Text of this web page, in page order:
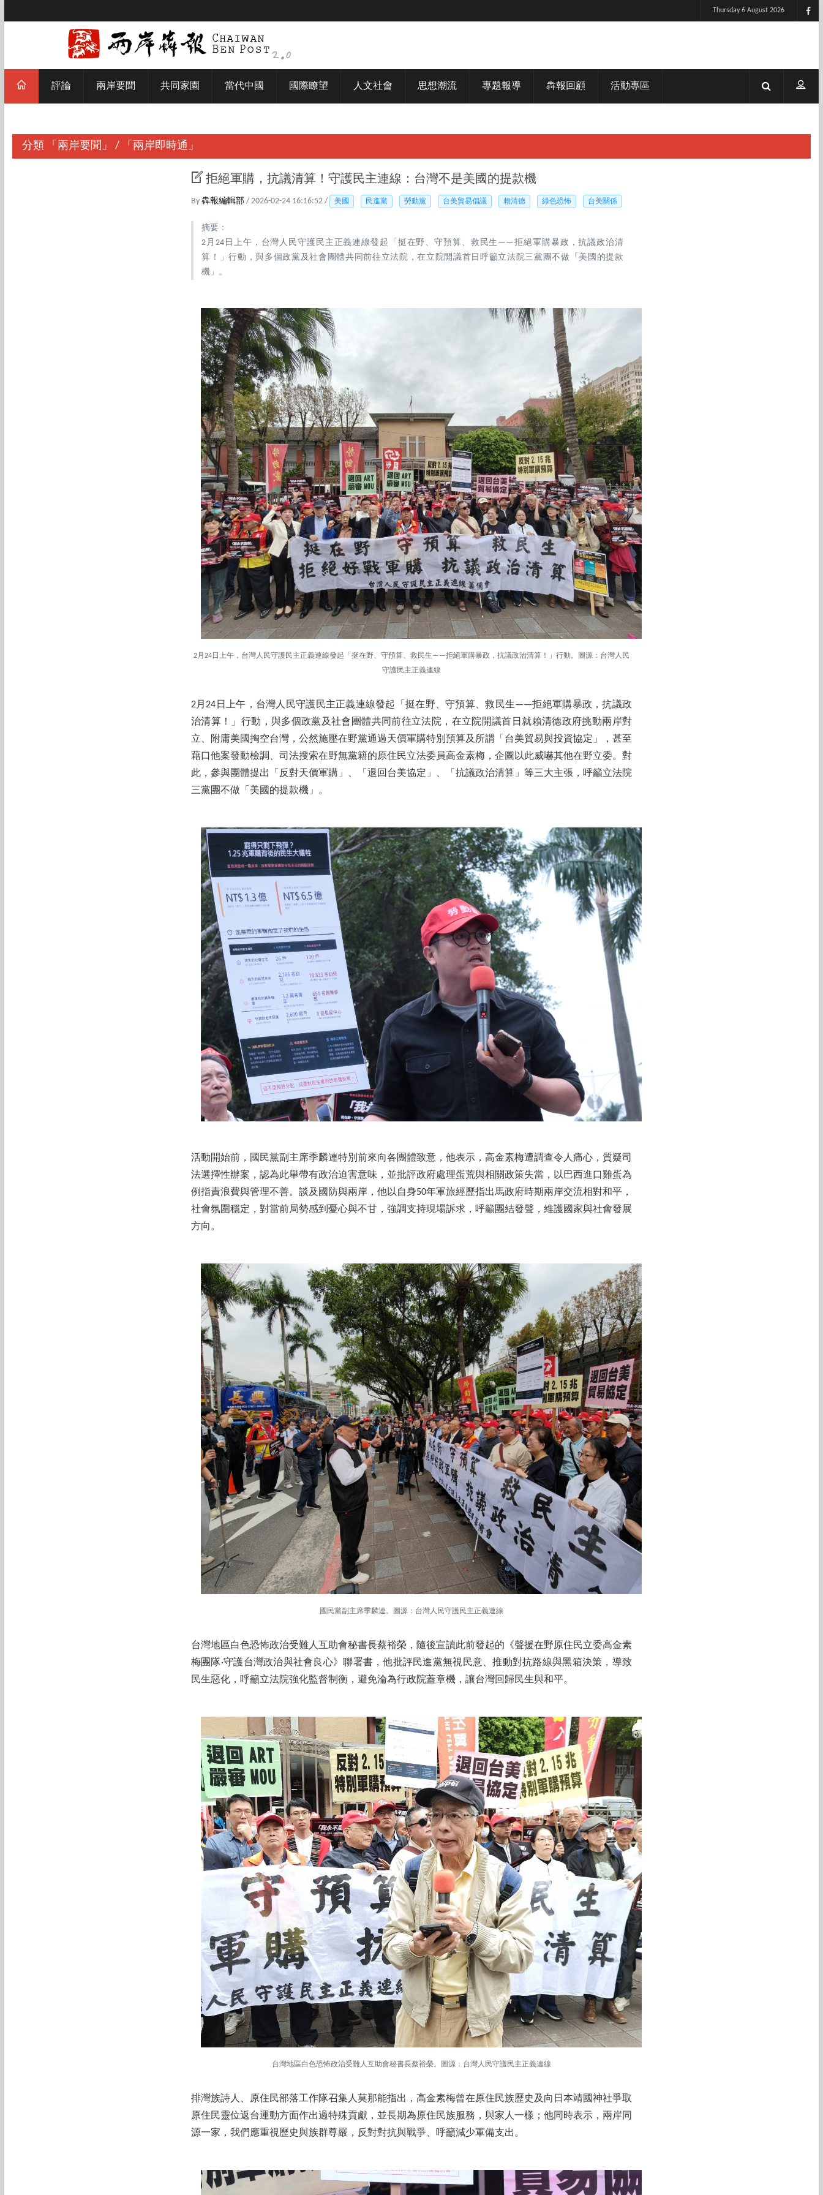
Thursday 6 August 2026
評論 兩岸要聞 共同家園 當代中國 國際瞭望 人文社會 思想潮流 專題報導 犇報回顧 活動專區
分類 「兩岸要聞」 / 「兩岸即時通」
拒絕軍購，抗議清算！守護民主連線：台灣不是美國的提款機
By 犇報編輯部 / 2026-02-24 16:16:52 / 美國 民進黨 勞動黨 台美貿易倡議 賴清德 綠色恐怖 台美關係
摘要：
2月24日上午，台灣人民守護民主正義連線發起「挺在野、守預算、救民生——拒絕軍購暴政，抗議政治清
算！」行動，與多個政黨及社會團體共同前往立法院，在立院開議首日呼籲立法院三黨團不做「美國的提款
機」。
2月24日上午，台灣人民守護民主正義連線發起「挺在野、守預算、救民生——拒絕軍購暴政，抗議政治清算！」行動。圖源：台灣人民
守護民主正義連線
2月24日上午，台灣人民守護民主正義連線發起「挺在野、守預算、救民生——拒絕軍購暴政，抗議政
治清算！」行動，與多個政黨及社會團體共同前往立法院，在立院開議首日就賴清德政府挑動兩岸對
立、附庸美國掏空台灣，公然施壓在野黨通過天價軍購特別預算及所謂「台美貿易與投資協定」，甚至
藉口他案發動檢調、司法搜索在野無黨籍的原住民立法委員高金素梅，企圖以此威嚇其他在野立委。對
此，參與團體提出「反對天價軍購」、「退回台美協定」、「抗議政治清算」等三大主張，呼籲立法院
三黨團不做「美國的提款機」。
活動開始前，國民黨副主席季麟連特別前來向各團體致意，他表示，高金素梅遭調查令人痛心，質疑司
法選擇性辦案，認為此舉帶有政治迫害意味，並批評政府處理蛋荒與相關政策失當，以巴西進口雞蛋為
例指責浪費與管理不善。談及國防與兩岸，他以自身50年軍旅經歷指出馬政府時期兩岸交流相對和平，
社會氛圍穩定，對當前局勢感到憂心與不甘，強調支持現場訴求，呼籲團結發聲，維護國家與社會發展
方向。
國民黨副主席季麟連。圖源：台灣人民守護民主正義連線
台灣地區白色恐怖政治受難人互助會秘書長蔡裕榮，隨後宣讀此前發起的《聲援在野原住民立委高金素
梅團隊·守護台灣政治與社會良心》聯署書，他批評民進黨無視民意、推動對抗路線與黑箱決策，導致
民生惡化，呼籲立法院強化監督制衡，避免淪為行政院蓋章機，讓台灣回歸民生與和平。
台灣地區白色恐怖政治受難人互助會秘書長蔡裕榮。圖源：台灣人民守護民主正義連線
排灣族詩人、原住民部落工作隊召集人莫那能指出，高金素梅曾在原住民族歷史及向日本靖國神社爭取
原住民靈位返台運動方面作出過特殊貢獻，並長期為原住民族服務，與家人一樣；他同時表示，兩岸同
源一家，我們應重視歷史與族群尊嚴，反對對抗與戰爭、呼籲減少軍備支出。